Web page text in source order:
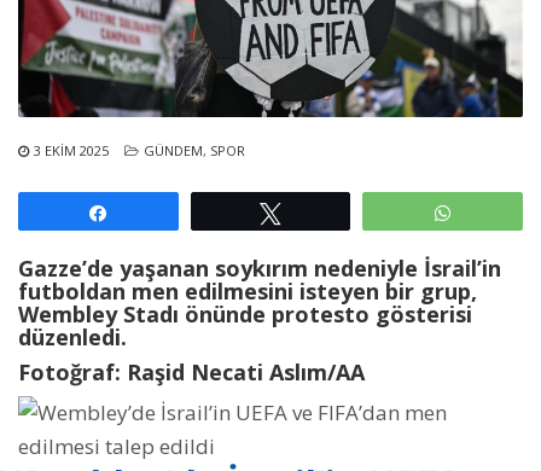
3 EKIM 2025 GÜNDEM, SPOR
Gazze’de yaşanan soykırım nedeniyle İsrail’in
futboldan men edilmesini isteyen bir grup,
Wembley Stadı önünde protesto gösterisi
düzenledi.
Fotoğraf: Raşid Necati Aslım/AA